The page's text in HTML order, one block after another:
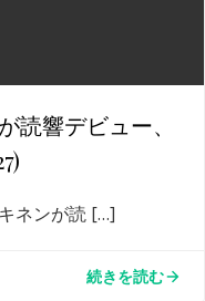
読響デビュー、
ネンが読 […]
続きを読む